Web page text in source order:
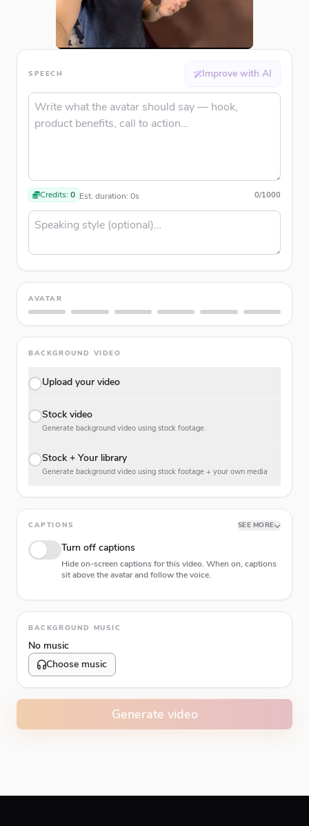
SPEECH Improve with AI
Credits: 0 Est. duration: 0s 0/1000
AVATAR
BACKGROUND VIDEO
Upload your video
Stock video
Generate background video using stock footage.
Stock + Your library
Generate background video using stock footage + your own media
CAPTIONS SEE MORE
Turn off captions
Hide on-screen captions for this video. When on, captions
sit above the avatar and follow the voice.
Animation type
#E74C3C
BACKGROUND MUSIC
No music
Choose music
Generate video